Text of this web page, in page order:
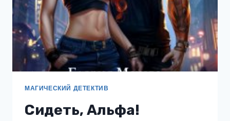
МАГИЧЕСКИЙ ДЕТЕКТИВ
Сидеть, Альфа!